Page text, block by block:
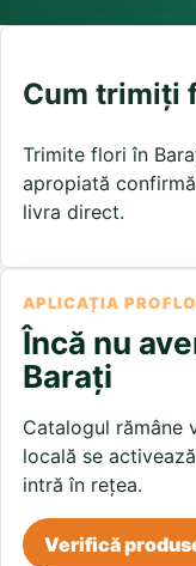
Cum trimiți
Trimite flori în
apropiată
livra direct.
APLICAȚIA
Încă nu
Barați
Catalogul rămâne
locală se
intră în rețea.
Verifică